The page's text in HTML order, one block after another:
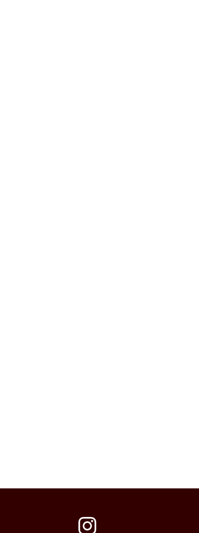
instagram